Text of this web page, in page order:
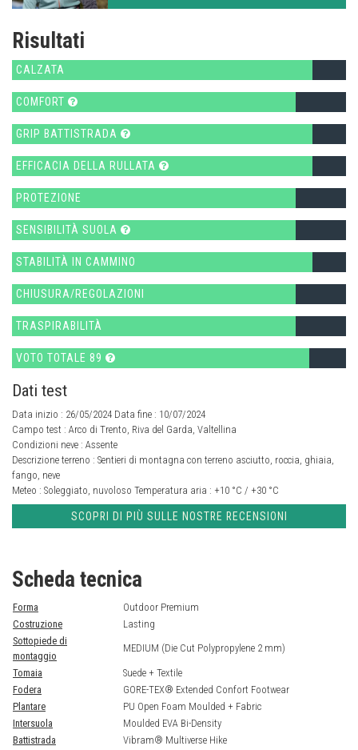
Risultati
CALZATA
COMFORT
GRIP BATTISTRADA
EFFICACIA DELLA RULLATA
PROTEZIONE
SENSIBILITÀ SUOLA
STABILITÀ IN CAMMINO
CHIUSURA/REGOLAZIONI
TRASPIRABILITÀ
VOTO TOTALE 89
Dati test
Data inizio : 26/05/2024 Data fine : 10/07/2024
Campo test : Arco di Trento, Riva del Garda, Valtellina
Condizioni neve : Assente
Descrizione terreno : Sentieri di montagna con terreno asciutto, roccia, ghiaia,
fango, neve
Meteo : Soleggiato, nuvoloso Temperatura aria : +10 °C / +30 °C
SCOPRI DI PIÙ SULLE NOSTRE RECENSIONI
Scheda tecnica
Forma
Outdoor Premium
Costruzione
Lasting
Sottopiede di
montaggio
MEDIUM (Die Cut Polypropylene 2 mm)
Tomaia
Suede + Textile
Fodera
GORE-TEX® Extended Confort Footwear
Plantare
PU Open Foam Moulded + Fabric
Intersuola
Moulded EVA Bi-Density
Battistrada
Vibram® Multiverse Hike